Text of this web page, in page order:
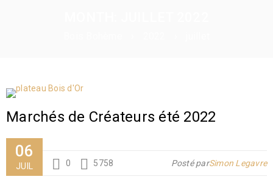
Marchés de Créateurs été 2022
06
JUIL 0 5758 Posté parSimon Legavre